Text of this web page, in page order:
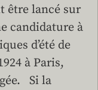
être lancé sur
candidature à
d’été de
à Paris,
Si la